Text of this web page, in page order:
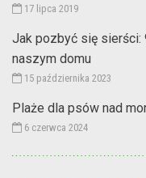
17 lipca 2019
Jak pozbyć się
naszym domu
15 października 2023
Plaże dla psów nad
6 czerwca 2024